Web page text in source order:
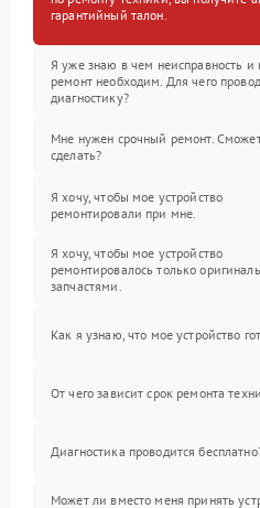
гарантийный талон.
Я уже знаю в чем неисправность и
ремонт необходим. Для чего
диагностику?
Мне нужен срочный ремонт.
сделать?
Я хочу, чтобы мое устройство
ремонтировали при мне.
Я хочу, чтобы мое устройство
ремонтировалось только
запчастями.
Как я узнаю, что мое устройство
От чего зависит срок ремонта
Диагностика проводится
Может ли вместо меня принять